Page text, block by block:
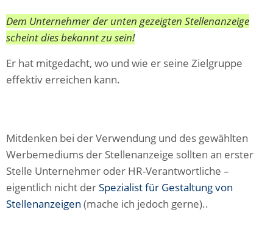
Dem Unternehmer der unten gezeigten Stellenanzeige
scheint dies bekannt zu sein!
Er hat mitgedacht, wo und wie er seine Zielgruppe
effektiv erreichen kann.
Mitdenken bei der Verwendung und des gewählten
Werbemediums der Stellenanzeige sollten an erster
Stelle Unternehmer oder HR-Verantwortliche –
eigentlich nicht derSpezialist für Gestaltung von
Stellenanzeigen (mache ich jedoch gerne)..